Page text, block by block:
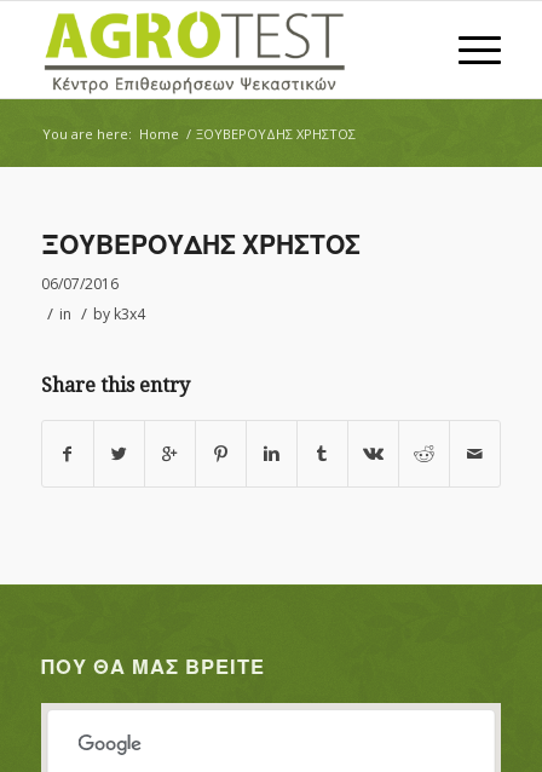
You are here: Home / ΞΟΥΒΕΡΟΥΔΗΣ ΧΡΗΣΤΟΣ
ΞΟΥΒΕΡΟΥΔΗΣ ΧΡΗΣΤΟΣ
06/07/2016
/ in / by k3x4
Share this entry
ΠΟΥ ΘΑ ΜΑΣ ΒΡΕΊΤΕ